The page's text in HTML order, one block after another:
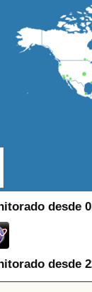
desde
desde